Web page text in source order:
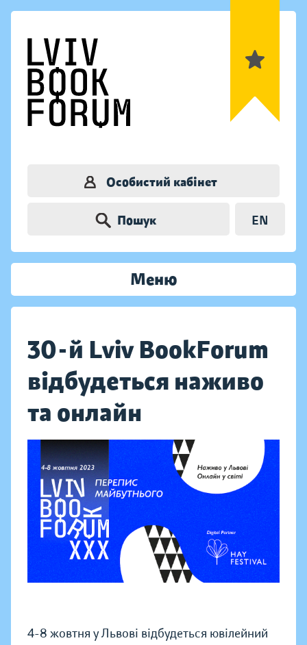
Особистий кабінет
Пошук EN
Меню
30-й Lviv BookForum
відбудеться наживо
та онлайн
4-8 жовтня у Львові відбудеться ювілейний